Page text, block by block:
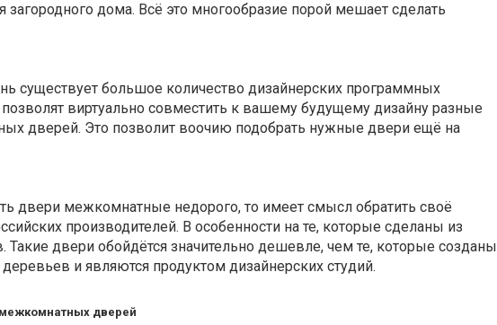
загородного дома. Всё это многообразие порой мешает сделать
существует большое количество дизайнерских программных
виртуально совместить к вашему будущему дизайну разные
дверей. Это позволит воочию подобрать нужные двери ещё на
двери межкомнатные недорого, то имеет смысл обратить своё
производителей. В особенности на те, которые сделаны из
Такие двери обойдётся значительно дешевле, чем те, которые созданы
и являются продуктом дизайнерских студий.
дверей